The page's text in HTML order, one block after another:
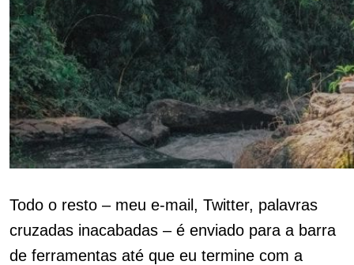
Todo o resto – meu e-mail, Twitter, palavras
cruzadas inacabadas – é enviado para a barra
de ferramentas até que eu termine com a